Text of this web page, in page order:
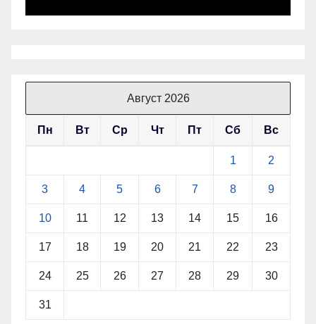
Август 2026
Пн Вт Ср Чт Пт Сб Вс
1 2
3 4 5 6 7 8 9
10 11 12 13 14 15 16
17 18 19 20 21 22 23
24 25 26 27 28 29 30
31